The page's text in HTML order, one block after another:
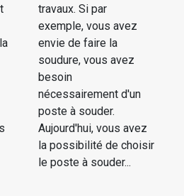
travaux. Si par
exemple, vous avez
envie de faire la
soudure, vous avez
besoin
nécessairement d'un
poste à souder.
Aujourd'hui, vous avez
la possibilité de choisir
le poste à souder...